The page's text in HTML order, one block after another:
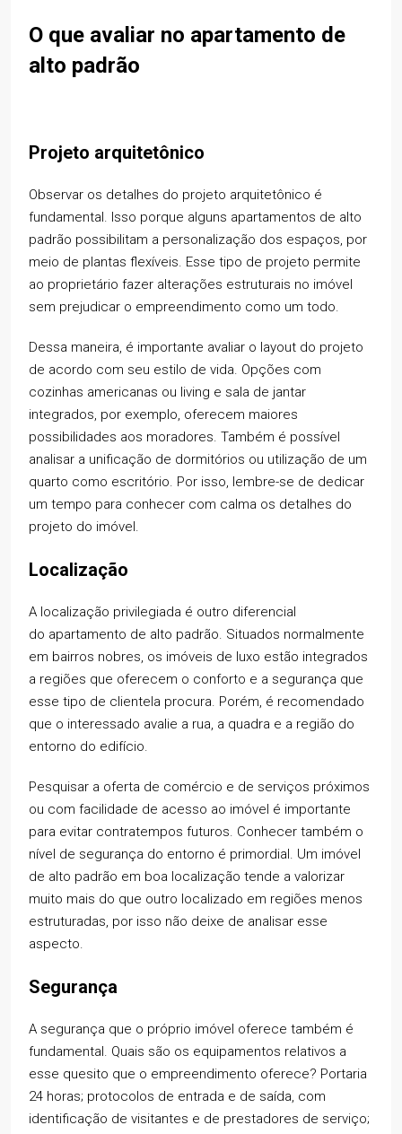
O que avaliar no apartamento de
alto padrão
Projeto arquitetônico
Observar os detalhes do projeto arquitetônico é
fundamental. Isso porque alguns apartamentos de alto
padrão possibilitam a personalização dos espaços, por
meio de plantas flexíveis. Esse tipo de projeto permite
ao proprietário fazer alterações estruturais no imóvel
sem prejudicar o empreendimento como um todo.
Dessa maneira, é importante avaliar o layout do projeto
de acordo com seu estilo de vida. Opções com
cozinhas americanas ou living e sala de jantar
integrados, por exemplo, oferecem maiores
possibilidades aos moradores. Também é possível
analisar a unificação de dormitórios ou utilização de um
quarto como escritório. Por isso, lembre-se de dedicar
um tempo para conhecer com calma os detalhes do
projeto do imóvel.
Localização
A localização privilegiada é outro diferencial
do apartamento de alto padrão. Situados normalmente
em bairros nobres, os imóveis de luxo estão integrados
a regiões que oferecem o conforto e a segurança que
esse tipo de clientela procura. Porém, é recomendado
que o interessado avalie a rua, a quadra e a região do
entorno do edifício.
Pesquisar a oferta de comércio e de serviços próximos
ou com facilidade de acesso ao imóvel é importante
para evitar contratempos futuros. Conhecer também o
nível de segurança do entorno é primordial. Um imóvel
de alto padrão em boa localização tende a valorizar
muito mais do que outro localizado em regiões menos
estruturadas, por isso não deixe de analisar esse
aspecto.
Segurança
A segurança que o próprio imóvel oferece também é
fundamental. Quais são os equipamentos relativos a
esse quesito que o empreendimento oferece? Portaria
24 horas; protocolos de entrada e de saída, com
identificação de visitantes e de prestadores de serviço;